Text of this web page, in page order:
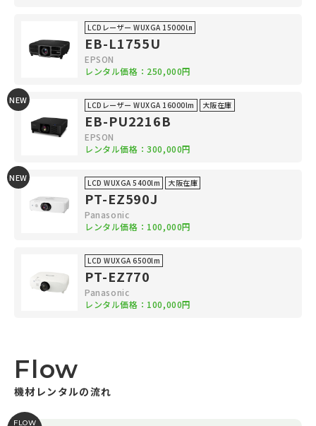
LCDレーザー WUXGA 15000㏐
EB-L1755U
EPSON
レンタル価格：250,000円
NEW LCDレーザー WUXGA 16000lm 大阪在庫
EB-PU2216B
EPSON
レンタル価格：300,000円
NEW LCD WUXGA 5400lm 大阪在庫
PT-EZ590J
Panasonic
レンタル価格：100,000円
LCD WUXGA 6500lm
PT-EZ770
Panasonic
レンタル価格：100,000円
Flow
機材レンタルの流れ
FLOW